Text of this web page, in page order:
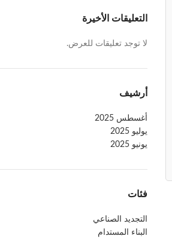
التعليقات الأخيرة
لا توجد تعليقات للعرض.
أرشيف
أغسطس 2025
يوليو 2025
يونيو 2025
فئات
التجديد الصناعي
البناء المستدام